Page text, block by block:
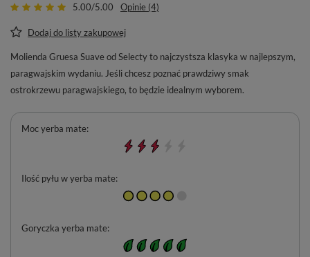
5.00/5.00 Opinie (4)
Dodaj do listy zakupowej
Molienda Gruesa Suave od Selecty to najczystsza klasyka w najlepszym,
paragwajskim wydaniu. Jeśli chcesz poznać prawdziwy smak
ostrokrzewu paragwajskiego, to będzie idealnym wyborem.
Moc yerba mate
Ilość pyłu w yerba mate
Goryczka yerba mate